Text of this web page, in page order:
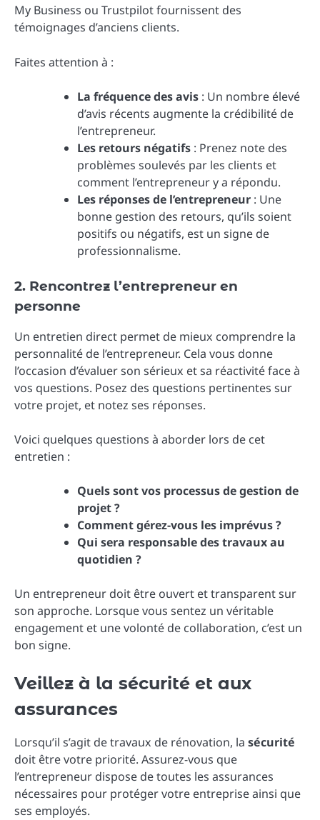
My Business ou Trustpilot fournissent des
témoignages d’anciens clients.
Faites attention à :
La fréquence des avis : Un nombre élevé
d’avis récents augmente la crédibilité de
l’entrepreneur.
Les retours négatifs : Prenez note des
problèmes soulevés par les clients et
comment l’entrepreneur y a répondu.
Les réponses de l’entrepreneur : Une
bonne gestion des retours, qu’ils soient
positifs ou négatifs, est un signe de
professionnalisme.
2. Rencontrez l’entrepreneur en
personne
Un entretien direct permet de mieux comprendre la
personnalité de l’entrepreneur. Cela vous donne
l’occasion d’évaluer son sérieux et sa réactivité face à
vos questions. Posez des questions pertinentes sur
votre projet, et notez ses réponses.
Voici quelques questions à aborder lors de cet
entretien :
Quels sont vos processus de gestion de
projet ?
Comment gérez-vous les imprévus ?
Qui sera responsable des travaux au
quotidien ?
Un entrepreneur doit être ouvert et transparent sur
son approche. Lorsque vous sentez un véritable
engagement et une volonté de collaboration, c’est un
bon signe.
Veillez à la sécurité et aux
assurances
Lorsqu’il s’agit de travaux de rénovation, la sécurité
doit être votre priorité. Assurez-vous que
l’entrepreneur dispose de toutes les assurances
nécessaires pour protéger votre entreprise ainsi que
ses employés.